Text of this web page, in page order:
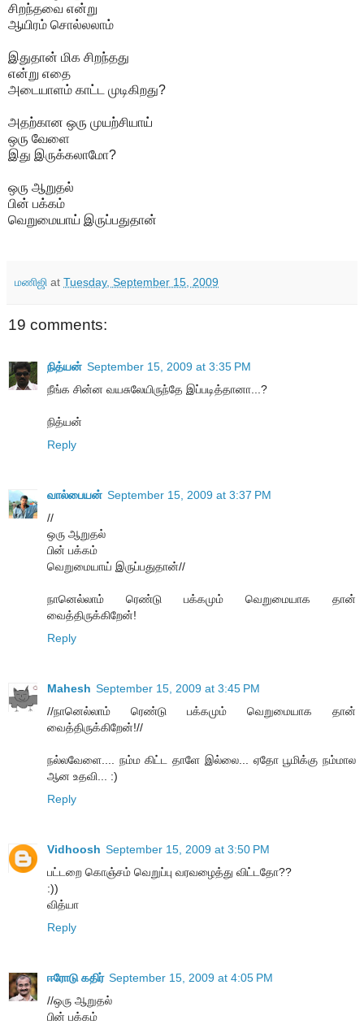
சிறந்தவை என்று
ஆயிரம் சொல்லலாம்
இதுதான் மிக சிறந்தது
என்று எதை
அடையாளம் காட்ட முடிகிறது?
அதற்கான ஒரு முயற்சியாய்
ஒரு வேளை
இது இருக்கலாமோ?
ஒரு ஆறுதல்
பின் பக்கம்
வெறுமையாய் இருப்பதுதான்
மணிஜி at Tuesday, September 15, 2009
19 comments:
நித்யன் September 15, 2009 at 3:35 PM
நீங்க சின்ன வயசுலேயிருந்தே இப்படித்தானா...?
நித்யன்
Reply
வால்பையன் September 15, 2009 at 3:37 PM
//
ஒரு ஆறுதல்
பின் பக்கம்
வெறுமையாய் இருப்பதுதான்//
நானெல்லாம் ரெண்டு பக்கமும் வெறுமையாக தான்
வைத்திருக்கிறேன்!
Reply
Mahesh September 15, 2009 at 3:45 PM
//நானெல்லாம் ரெண்டு பக்கமும் வெறுமையாக தான்
வைத்திருக்கிறேன்!//
நல்லவேளை.... நம்ம கிட்ட தாளே இல்லை... ஏதோ பூமிக்கு நம்மால
ஆன உதவி... :)
Reply
Vidhoosh September 15, 2009 at 3:50 PM
பட்டறை கொஞ்சம் வெறுப்பு வரவழைத்து விட்டதோ??
:))
வித்யா
Reply
ஈரோடு கதிர் September 15, 2009 at 4:05 PM
//ஒரு ஆறுதல்
பின் பக்கம்